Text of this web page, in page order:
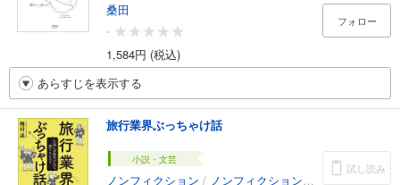
桑田
-
1,584円 (税込)
フォロー
あらすじを表示する
旅行業界ぶっちゃけ話
小説・文芸
ノンフィクション / ノンフィクション・ドキュメンタリー
試し読み